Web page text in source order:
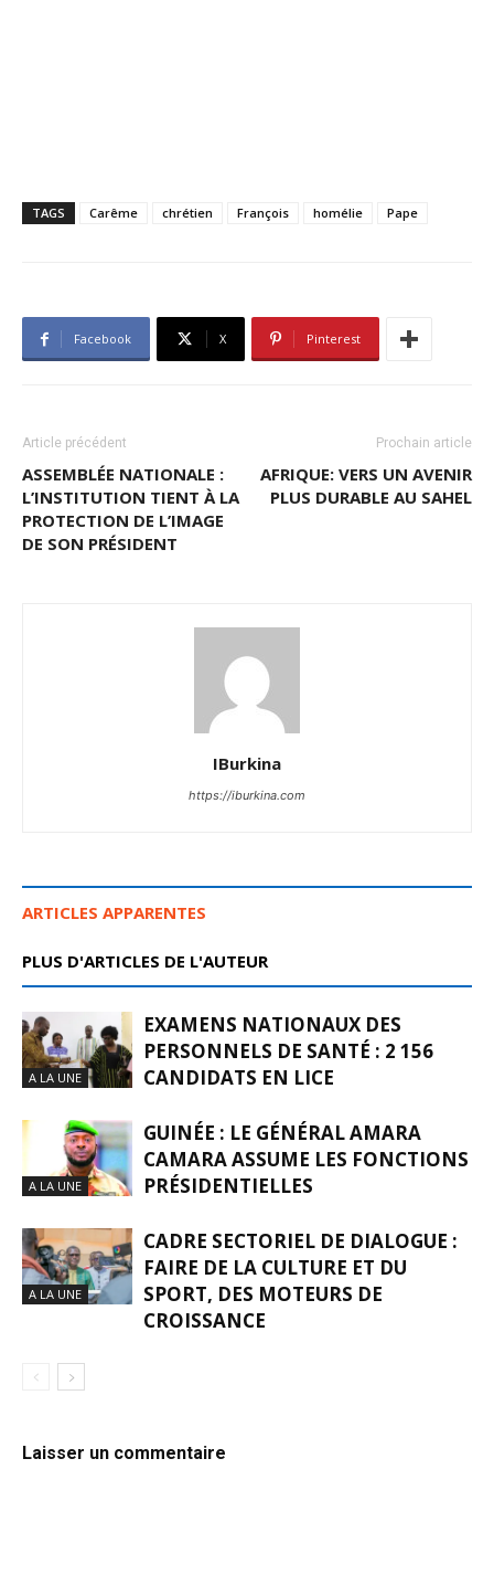
TAGS Carême chrétien François homélie Pape
Facebook X Pinterest
Article précédent
ASSEMBLÉE NATIONALE :
L’INSTITUTION TIENT À LA
PROTECTION DE L’IMAGE
DE SON PRÉSIDENT
Prochain article
AFRIQUE: VERS UN AVENIR
PLUS DURABLE AU SAHEL
IBurkina
https://iburkina.com
ARTICLES APPARENTES
PLUS D'ARTICLES DE L'AUTEUR
A LA UNE
EXAMENS NATIONAUX DES
PERSONNELS DE SANTÉ : 2 156
CANDIDATS EN LICE
A LA UNE
GUINÉE : LE GÉNÉRAL AMARA
CAMARA ASSUME LES FONCTIONS
PRÉSIDENTIELLES
A LA UNE
CADRE SECTORIEL DE DIALOGUE :
FAIRE DE LA CULTURE ET DU
SPORT, DES MOTEURS DE
CROISSANCE
Laisser un commentaire